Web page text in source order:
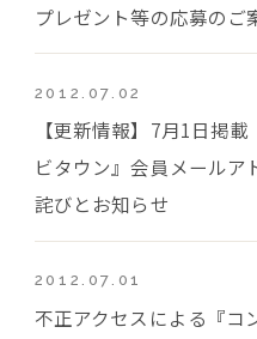
プレゼント等の応募のご
2012.07.02
【更新情報】7月1日掲
ビタウン』会員メールア
詫びとお知らせ
2012.07.01
不正アクセスによる『コ